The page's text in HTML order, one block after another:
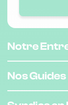
118 bd
Notre
Nos Guides